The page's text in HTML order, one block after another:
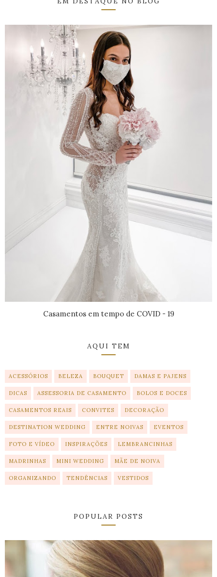
Casamentos em tempo de COVID - 19
AQUI TEM
ACESSÓRIOS BELEZA BOUQUET DAMAS E PAJENS
DICAS ASSESSORIA DE CASAMENTO BOLOS E DOCES
CASAMENTOS REAIS CONVITES DECORAÇÃO
DESTINATION WEDDING ENTRE NOIVAS EVENTOS
FOTO E VÍDEO INSPIRAÇÕES LEMBRANCINHAS
MADRINHAS MINI WEDDING MÃE DE NOIVA
ORGANIZANDO TENDÊNCIAS VESTIDOS
POPULAR POSTS